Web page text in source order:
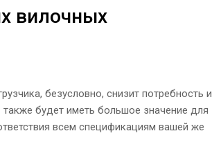
вилочных
безусловно, снизит потребность и
будет иметь большое значение для
всем спецификациям вашей же